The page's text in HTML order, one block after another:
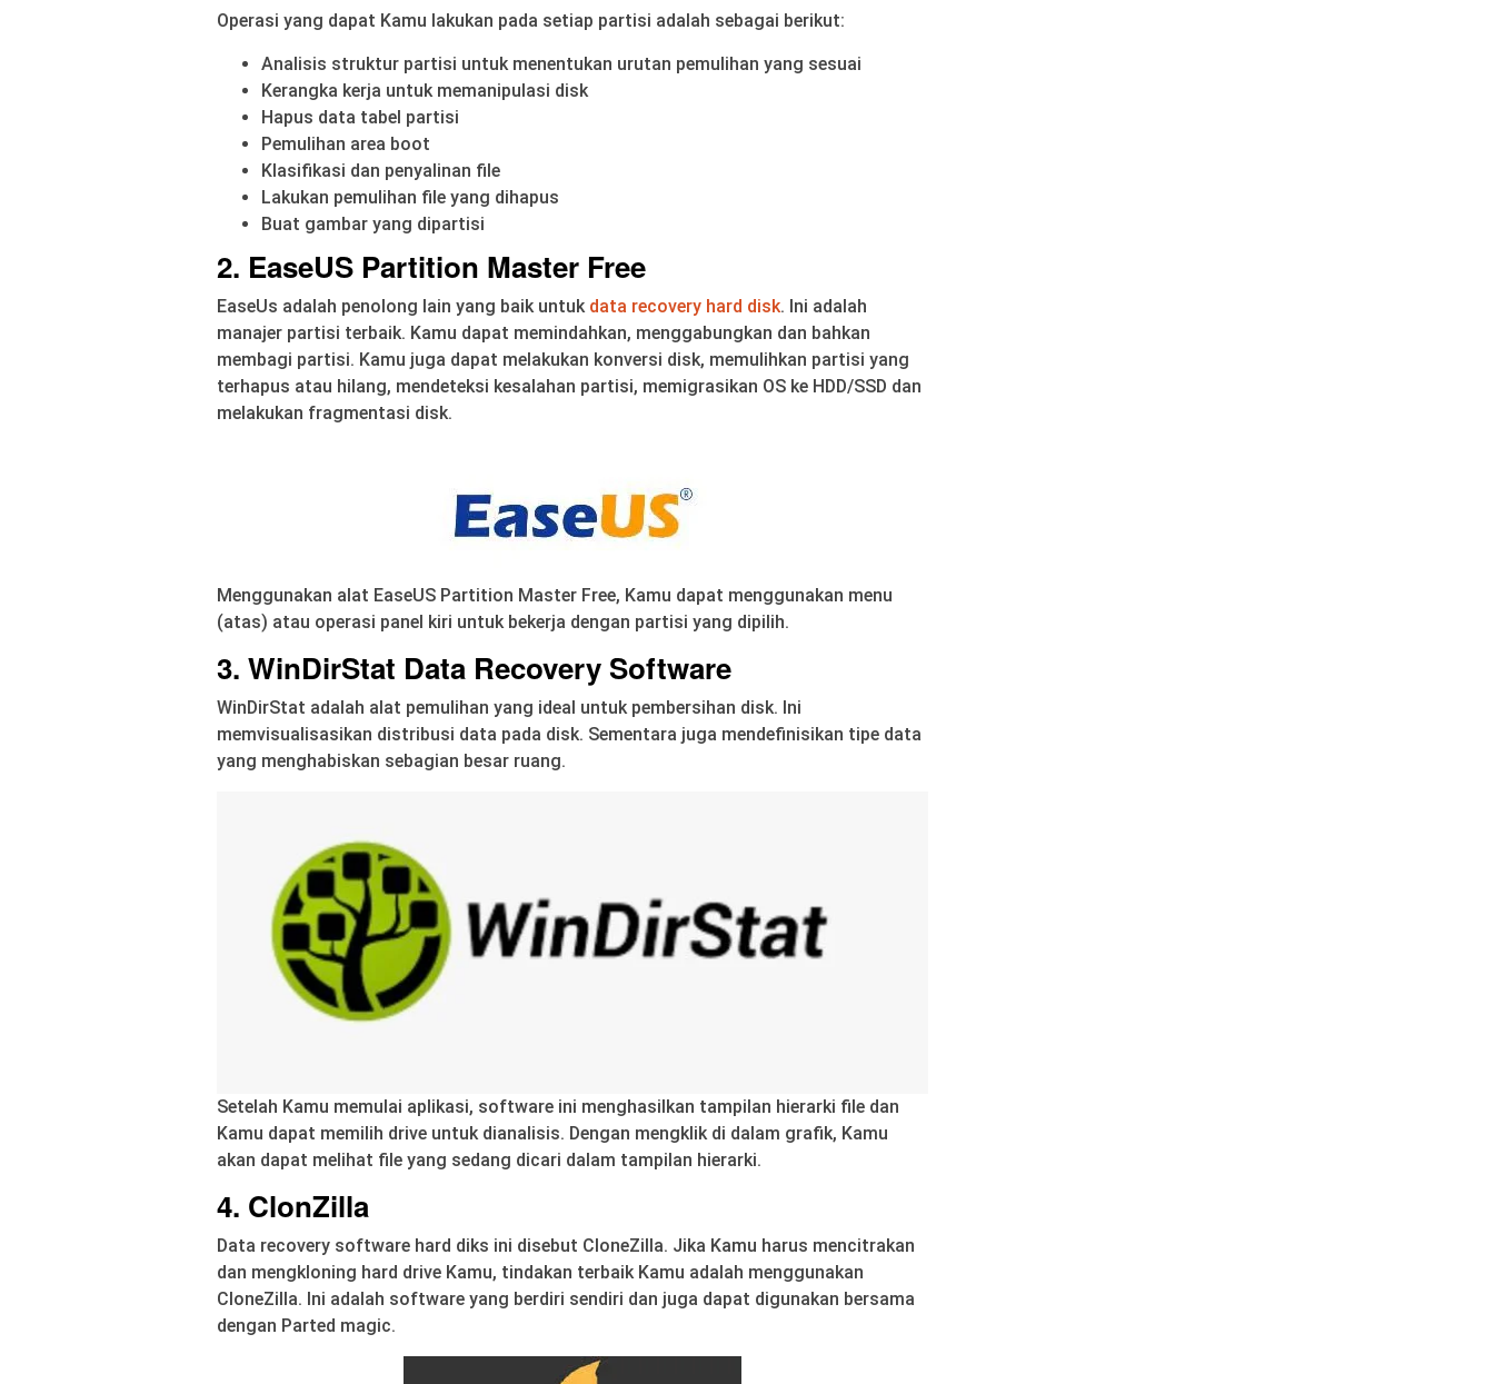
Operasi yang dapat Kamu lakukan pada setiap partisi adalah sebagai berikut:
Analisis struktur partisi untuk menentukan urutan pemulihan yang sesuai
Kerangka kerja untuk memanipulasi disk
Hapus data tabel partisi
Pemulihan area boot
Klasifikasi dan penyalinan file
Lakukan pemulihan file yang dihapus
Buat gambar yang dipartisi
2. EaseUS Partition Master Free
EaseUs adalah penolong lain yang baik untuk data recovery hard disk. Ini adalah
manajer partisi terbaik. Kamu dapat memindahkan, menggabungkan dan bahkan
membagi partisi. Kamu juga dapat melakukan konversi disk, memulihkan partisi yang
terhapus atau hilang, mendeteksi kesalahan partisi, memigrasikan OS ke HDD/SSD dan
melakukan fragmentasi disk.
Menggunakan alat EaseUS Partition Master Free, Kamu dapat menggunakan menu
(atas) atau operasi panel kiri untuk bekerja dengan partisi yang dipilih.
3. WinDirStat Data Recovery Software
WinDirStat adalah alat pemulihan yang ideal untuk pembersihan disk. Ini
memvisualisasikan distribusi data pada disk. Sementara juga mendefinisikan tipe data
yang menghabiskan sebagian besar ruang.
Setelah Kamu memulai aplikasi, software ini menghasilkan tampilan hierarki file dan
Kamu dapat memilih drive untuk dianalisis. Dengan mengklik di dalam grafik, Kamu
akan dapat melihat file yang sedang dicari dalam tampilan hierarki.
4. ClonZilla
Data recovery software hard diks ini disebut CloneZilla. Jika Kamu harus mencitrakan
dan mengkloning hard drive Kamu, tindakan terbaik Kamu adalah menggunakan
CloneZilla. Ini adalah software yang berdiri sendiri dan juga dapat digunakan bersama
dengan Parted magic.